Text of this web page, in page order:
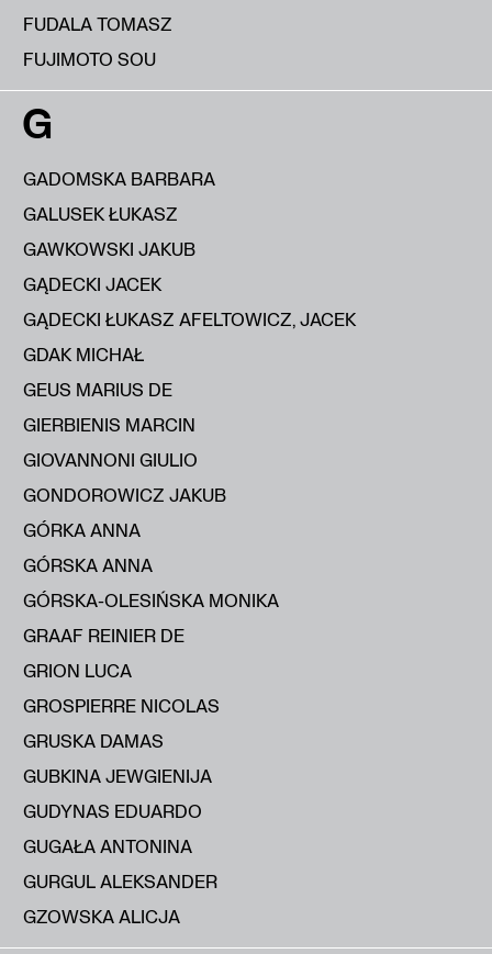
FUDALA TOMASZ
FUJIMOTO SOU
G
GADOMSKA BARBARA
GALUSEK ŁUKASZ
GAWKOWSKI JAKUB
GĄDECKI JACEK
GĄDECKI ŁUKASZ AFELTOWICZ, JACEK
GDAK MICHAŁ
GEUS MARIUS DE
GIERBIENIS MARCIN
GIOVANNONI GIULIO
GONDOROWICZ JAKUB
GÓRKA ANNA
GÓRSKA ANNA
GÓRSKA-OLESIŃSKA MONIKA
GRAAF REINIER DE
GRION LUCA
GROSPIERRE NICOLAS
GRUSKA DAMAS
GUBKINA JEWGIENIJA
GUDYNAS EDUARDO
GUGAŁA ANTONINA
GURGUL ALEKSANDER
GZOWSKA ALICJA